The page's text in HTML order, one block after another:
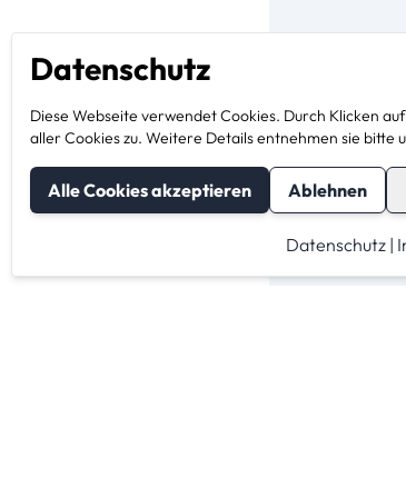
Datenschutz
Diese Webseite verwendet Cookies. Durch Klicken
aller Cookies zu. Weitere Details entnehmen sie bitte
Alle Cookies akzeptieren Ablehnen
Datenschutz |